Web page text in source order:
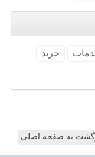
خرید
به صفحه اصلی